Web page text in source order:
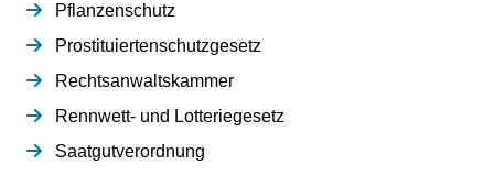
Pflanzenschutz
Prostituiertenschutzgesetz
Rechtsanwaltskammer
Rennwett- und Lotteriegesetz
Saatgutverordnung